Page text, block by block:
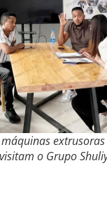
visitam o Grupo